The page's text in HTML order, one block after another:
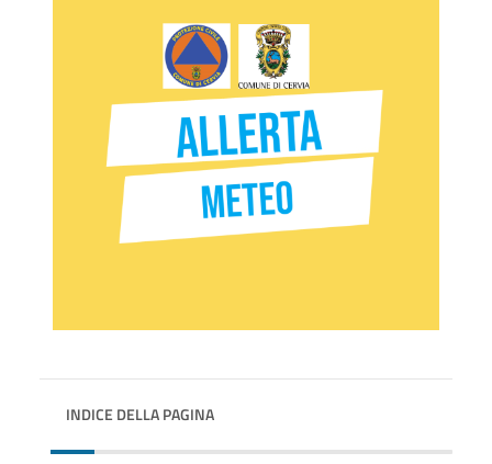
INDICE DELLA PAGINA